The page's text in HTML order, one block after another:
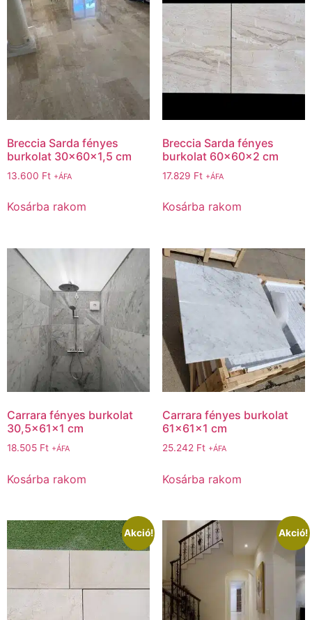
Breccia Sarda fényes
burkolat 30x60x1,5 cm
13.600 Ft +ÁFA
Kosárba rakom
Breccia Sarda fényes
burkolat 60x60x2 cm
17.829 Ft +ÁFA
Kosárba rakom
Carrara fényes burkolat
30,5x61x1 cm
18.505 Ft +ÁFA
Kosárba rakom
Carrara fényes burkolat
61x61x1 cm
25.242 Ft +ÁFA
Kosárba rakom
Akció! Akció!